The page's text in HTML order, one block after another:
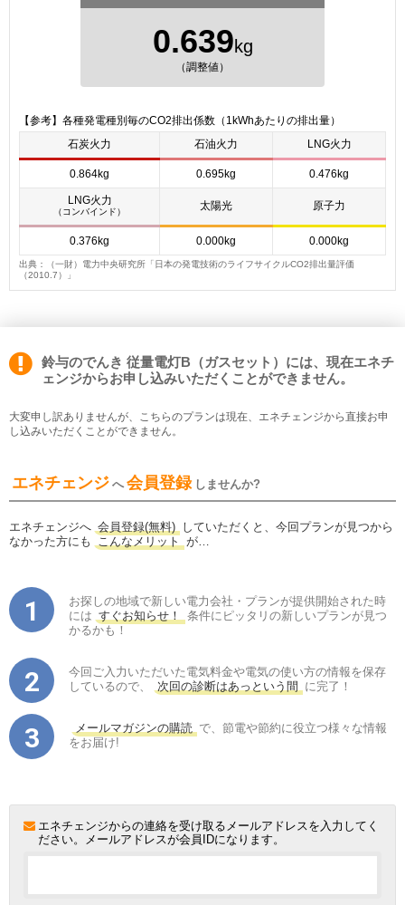
0.639kg
（調整値）
【参考】各種発電種別毎のCO2排出係数（1kWhあたりの排出量）
石炭火力
石油火力 LNG火力
0.864kg 0.695kg 0.476kg
LNG火力
（コンバインド） 太陽光 原子力
0.376kg 0.000kg 0.000kg
出典：（一財）電力中央研究所「日本の発電技術のライフサイクルCO2排出量評価
（2010.7）」
鈴与のでんき 従量電灯B（ガスセット）には、現在エネチ
ェンジからお申し込みいただくことができません。
大変申し訳ありませんが、こちらのプランは現在、エネチェンジから直接お申
し込みいただくことができません。
エネチェンジ へ 会員登録 しませんか?
エネチェンジへ 会員登録(無料) していただくと、今回プランが見つから
なかった方にも
こんなメリット が…
お探しの地域で新しい電力会社・プランが提供開始された時
には すぐお知らせ！
条件にピッタリの新しいプランが見つ
かるかも！
今回ご入力いただいた電気料金や電気の使い方の情報を保存
しているので、
次回の診断はあっという間 に完了！
メールマガジンの購読 で、節電や節約に役立つ様々な情報
をお届け!
エネチェンジからの連絡を受け取るメールアドレスを入力してく
ださい。メールアドレスが会員IDになります。